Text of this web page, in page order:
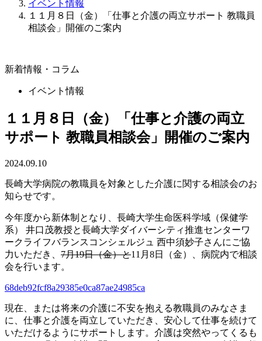
イベント情報
１１月８日（金）「仕事と介護の両立サポート 教職員
相談会」開催のご案内
新着情報・コラム
イベント情報
１１月８日（金）「仕事と介護の両立
サポート 教職員相談会」開催のご案内
2024.09.10
長崎大学病院の教職員を対象とした介護に関する相談会のお
知らせです。
今年度から新体制となり、長崎大学生命医科学域（保健学
系） 井口茂教授と長崎大学ダイバーシティ推進センターワ
ークライフバランスコンシェルジュ 西中須妙子さんにご協
力いただき、 7月19日（金）と11月8日（金）、病院内で相談
会を行います。
68deb92fcf8a29385e0ca87ae24985ca
現在、または将来の介護に不安を抱える教職員のみなさま
に、仕事と介護を両立していただき、安心して仕事を続けて
いただけるようにサポートします。介護は突然やってくるも